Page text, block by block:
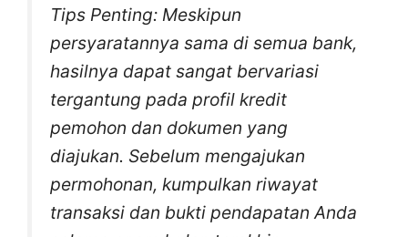
Tips Penting: Meskipun
persyaratannya sama di semua bank,
hasilnya dapat sangat bervariasi
tergantung pada profil kredit
pemohon dan dokumen yang
diajukan. Sebelum mengajukan
permohonan, kumpulkan riwayat
transaksi dan bukti pendapatan Anda